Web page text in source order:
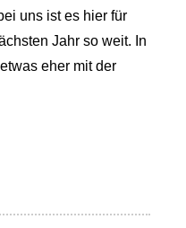
uns ist es hier für
Jahr so weit. In
eher mit der